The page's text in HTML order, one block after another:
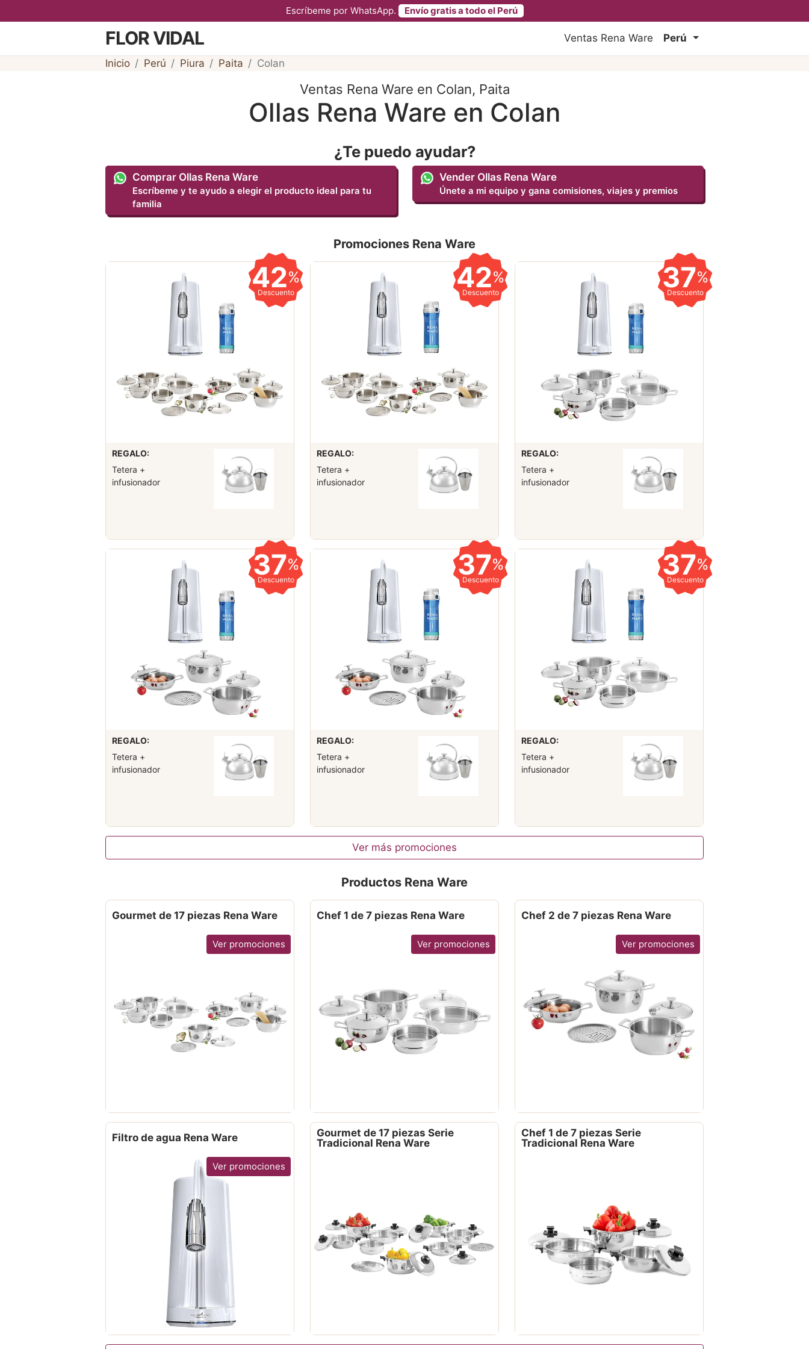
Escríbeme por WhatsApp. Envío gratis a todo el Perú
FLOR VIDAL Ventas Rena Ware Perú
Inicio Perú Piura Paita Colan
Ventas Rena Ware en Colan, Paita
Ollas Rena Ware en Colan
¿Te puedo ayudar?
Comprar Ollas Rena Ware
Escríbeme y te ayudo a elegir el producto ideal para tu
familia
Vender Ollas Rena Ware
Únete a mi equipo y gana comisiones, viajes y premios
Promociones Rena Ware
42%
Descuento
REGALO:
Tetera +
infusionador
42%
Descuento
REGALO:
Tetera +
infusionador
37%
Descuento
REGALO:
Tetera +
infusionador
37%
Descuento
REGALO:
Tetera +
infusionador
37%
Descuento
REGALO:
Tetera +
infusionador
37%
Descuento
REGALO:
Tetera +
infusionador
Ver más promociones
Productos Rena Ware
Gourmet de 17 piezas Rena Ware
Ver promociones
Chef 1 de 7 piezas Rena Ware
Ver promociones
Chef 2 de 7 piezas Rena Ware
Ver promociones
Filtro de agua Rena Ware
Ver promociones
Gourmet de 17 piezas Serie
Tradicional Rena Ware
Chef 1 de 7 piezas Serie
Tradicional Rena Ware